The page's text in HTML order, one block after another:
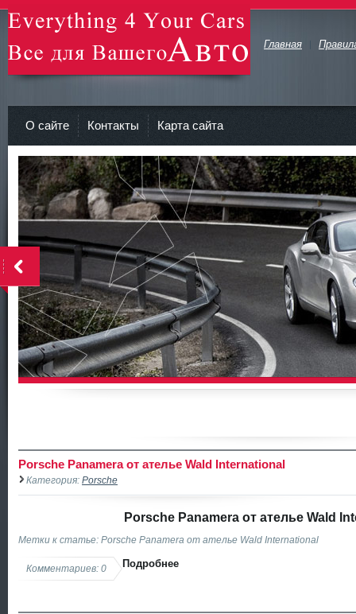
avto-zv.ru - Все для Вашего авто
Главная
О сайте Контакты Карта сайта
Porsche Panamera от ателье Wald International
Категория: Porsche
Porsche Panamera от ателье Wald
Метки к статье: Porsche Panamera от ателье Wald International
Подробнее
Комментариев: 0